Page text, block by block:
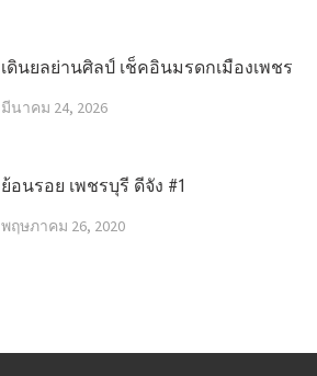
เดินยลย่านศิลป์ เช็คอินมรดกเมืองเพชร
มีนาคม 24, 2026
ย้อนรอย เพชรบุรี ดีจัง #1
พฤษภาคม 26, 2020